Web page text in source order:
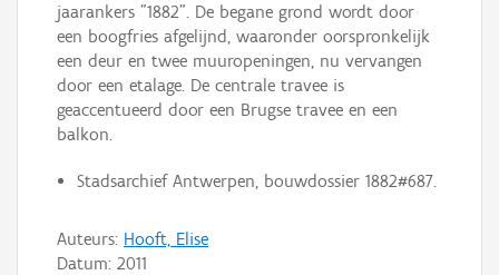
jaarankers "1882". De begane grond wordt door
een boogfries afgelijnd, waaronder oorspronkelijk
een deur en twee muuropeningen, nu vervangen
door een etalage. De centrale travee is
geaccentueerd door een Brugse travee en een
balkon.
Stadsarchief Antwerpen, bouwdossier 1882#687.
Auteurs: Hooft, Elise
Datum: 2011